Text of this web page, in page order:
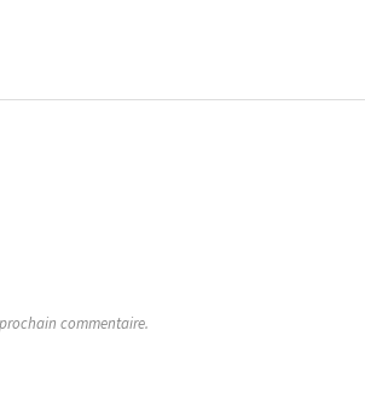
commentaire.